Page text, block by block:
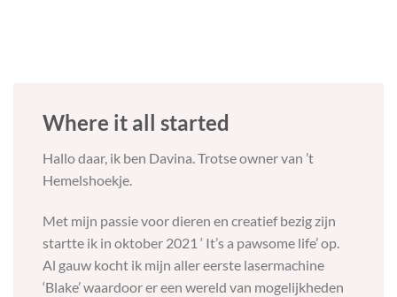
Where it all started
Hallo daar, ik ben Davina. Trotse owner van ’t
Hemelshoekje.
Met mijn passie voor dieren en creatief bezig zijn
startte ik in oktober 2021 ‘ It’s a pawsome life’ op.
Al gauw kocht ik mijn aller eerste lasermachine
‘Blake’ waardoor er een wereld van mogelijkheden